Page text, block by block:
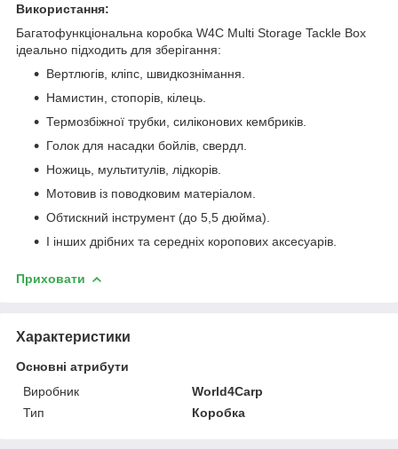
Використання:
Багатофункціональна коробка W4C Multi Storage Tackle Box
ідеально підходить для зберігання:
Вертлюгів, кліпс, швидкознімання.
Намистин, стопорів, кілець.
Термозбіжної трубки, силіконових кембриків.
Голок для насадки бойлів, свердл.
Ножиць, мультитулів, лідкорів.
Мотовив із поводковим матеріалом.
Обтискний інструмент (до 5,5 дюйма).
І інших дрібних та середніх коропових аксесуарів.
Приховати
Характеристики
Основні атрибути
Виробник
World4Carp
Тип
Коробка